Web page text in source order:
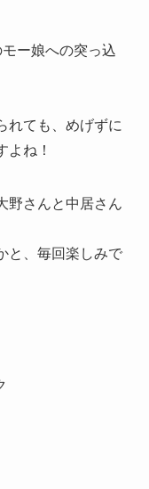
ー娘への突っ込
れても、めげずに
よね！
野さんと中居さん
と、毎回楽しみで